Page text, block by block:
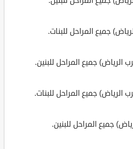
جميع المراحل للبنات.
جميع المراحل للبنين.
جميع المراحل للبنات.
جميع المراحل للبنين.